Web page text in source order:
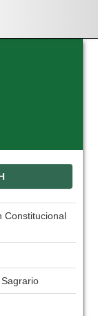
Constitucional